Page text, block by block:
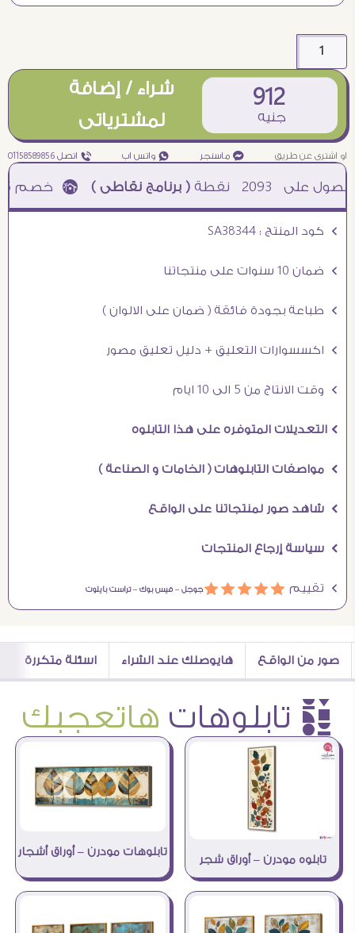
912
جنيه
شراء / إضافة
لمشترياتى
او اشترى عن طريق ¥ ماسنجر ₧ واتس اب ƒ اتصل 01158589856
2093 نقطة( برنامج نقاطى )à خصم 5% للعملاء الجدد à شحن مجانى عند الشراء ب 4000 جنيه à
Ö كود المنتج : SA38344
Ö ضمان 10 سنوات على منتجاتنا
Ö طباعة بجودة فائقة ( ضمان على الالوان )
Ö اكسسوارات التعليق + دليل تعليق مصور
Ö وقت الانتاج من 5 الى 10 ايام
Ö التعديلات المتوفره على هذا التابلوه
Ö مواصفات التابلوهات ( الخامات و الصناعة )
Ö شاهد صور لمنتجاتنا على الواقع
Ö سياسة إرجاع المنتجات
Ö تقييم áááááجوجل –فيس بوك –تراست بايلوت
صور من الواقع هايوصلك عند الشراء اسئلة متكررة
è تابلوهات هاتعجبك
تابلوه مودرن – أوراق شجر
تابلوهات مودرن – أوراق أشجار